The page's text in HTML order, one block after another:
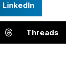
LinkedIn
Threads